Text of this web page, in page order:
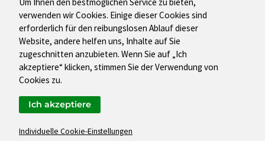
verwenden wir Cookies. Einige dieser Cookies sind
erforderlich für den reibungslosen Ablauf dieser
Website, andere helfen uns, Inhalte auf Sie
zugeschnitten anzubieten. Wenn Sie auf „Ich
akzeptiere“ klicken, stimmen Sie der Verwendung von
Cookies zu.
Individuelle Cookie-Einstellungen
Ich akzeptiere